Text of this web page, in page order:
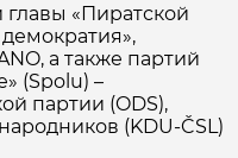
«Пиратской
а также партий
(Spolu) –
партии (ODS),
(KDU-ČSL)